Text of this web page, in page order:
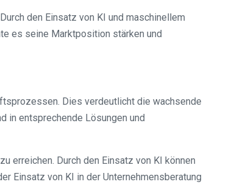
den Einsatz von KI und maschinellem
es seine Marktposition stärken und
Dies verdeutlicht die wachsende
in entsprechende Lösungen und
erreichen. Durch den Einsatz von KI können
Einsatz von KI in der Unternehmensberatung